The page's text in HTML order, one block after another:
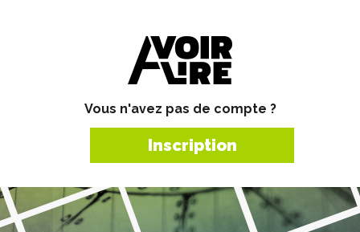
Vous n'avez pas de compte ?
Inscription